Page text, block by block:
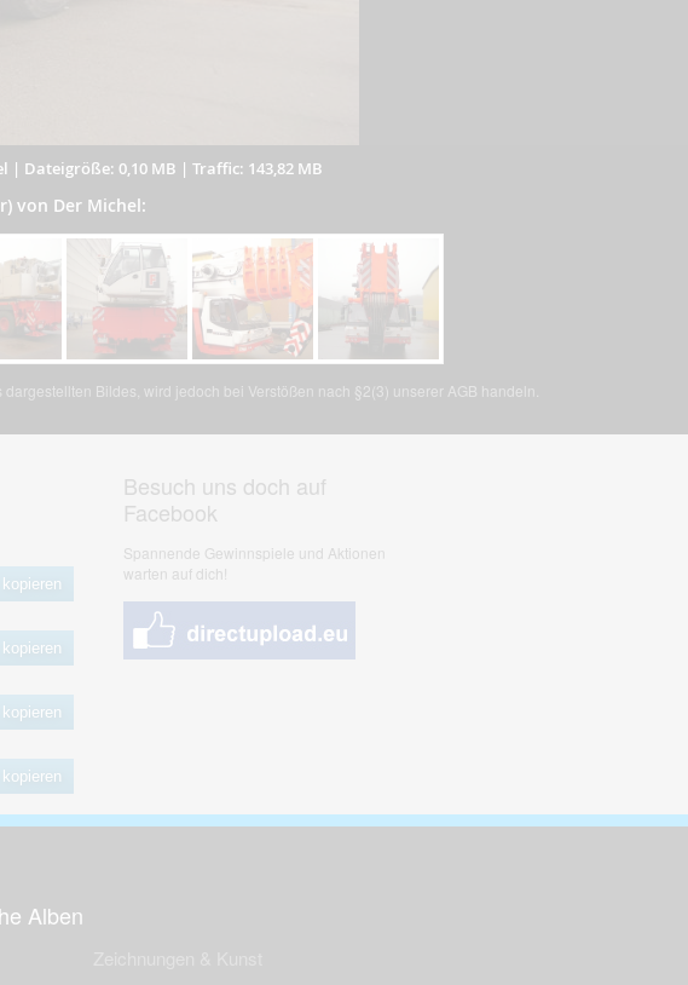
| Dateigröße: 0,10 MB | Traffic: 143,82 MB
von Der Michel:
Bildes, wird jedoch bei Verstößen nach §2(3) unserer AGB handeln.
kopieren
kopieren
kopieren
kopieren
Besuch uns doch auf
Facebook
Spannende Gewinnspiele und Aktionen
warten auf dich!
Alben